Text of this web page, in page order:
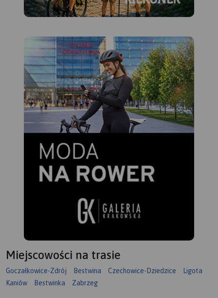
Miejscowości na trasie
Goczałkowice-Zdrój Bestwina Czechowice-Dziedzice
Ligota
Kaniów
Bestwinka Zabrzeg